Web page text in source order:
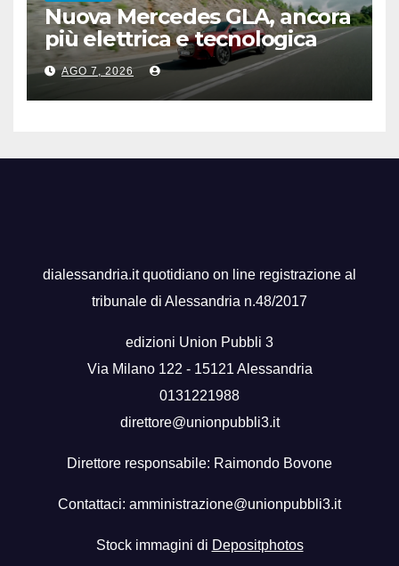
Nuova Mercedes GLA, ancora
più elettrica e tecnologica
AGO 7, 2026
dialessandria.it quotidiano on line registrazione al
tribunale di Alessandria n.48/2017
edizioni Union Pubbli 3
Via Milano 122 - 15121 Alessandria
0131221988
direttore@unionpubbli3.it
Direttore responsabile: Raimondo Bovone
Contattaci: amministrazione@unionpubbli3.it
Stock immagini di Depositphotos